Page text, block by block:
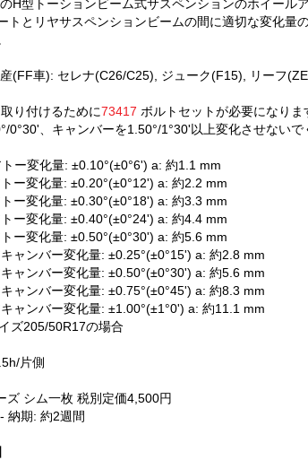
H型トーションビーム式サスペンションのホイール
トとリヤサスペンションビームの間に適切な変化
(FF車): セレナ(C26/C25), ジューク(F15), リーフ
り付けるために73417 ボルトセットが必要になりま
0°30'、キャンバーを1.50°/1°30'以上変化させないで
ー変化量: ±0.10°(±0°6') a: 約1.1 mm
ー変化量: ±0.20°(±0°12') a: 約2.2 mm
ー変化量: ±0.30°(±0°18') a: 約3.3 mm
ー変化量: ±0.40°(±0°24') a: 約4.4 mm
ー変化量: ±0.50°(±0°30') a: 約5.6 mm
ャンバー変化量: ±0.25°(±0°15') a: 約2.8 mm
ャンバー変化量: ±0.50°(±0°30') a: 約5.6 mm
ャンバー変化量: ±0.75°(±0°45') a: 約8.3 mm
ャンバー変化量: ±1.00°(±1°0') a: 約11.1 mm
ズ205/50R17の場合
片側
ズ シム一枚 税別定価4,500円
納期: 約2週間